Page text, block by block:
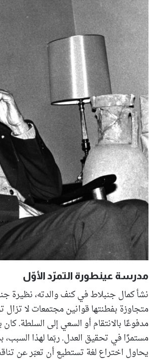
مدرسة عينطورة التمرّد الأوّل
نشأ كمال جنبلاط في كنف والدته، نظيرة
متجاوزة بفطنتها قوانين مجتمعات لا تزال
مدفوعًا بالانتقام أو السعي إلى السلطة.
مستمرًا في تحقيق العدل. ربّما لهذا السبب،
يحاول اختراع لغة تستطيع أن تعبّر عن